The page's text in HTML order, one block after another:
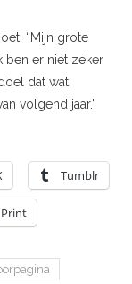
“Mijn grote
ben er niet zeker
dat wat
volgend jaar.”
Tumblr
Print